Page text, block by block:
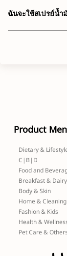
ฉันจะใช้สเปรย์น้ำ
Product
Dietary &
C|B|D
Food and
Breakfast & Dairy
Body & Skin
Home & Cleaning
Fashion & Kids
Health &
Pet Care & Others